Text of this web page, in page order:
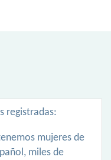
registradas:
mujeres de
miles de